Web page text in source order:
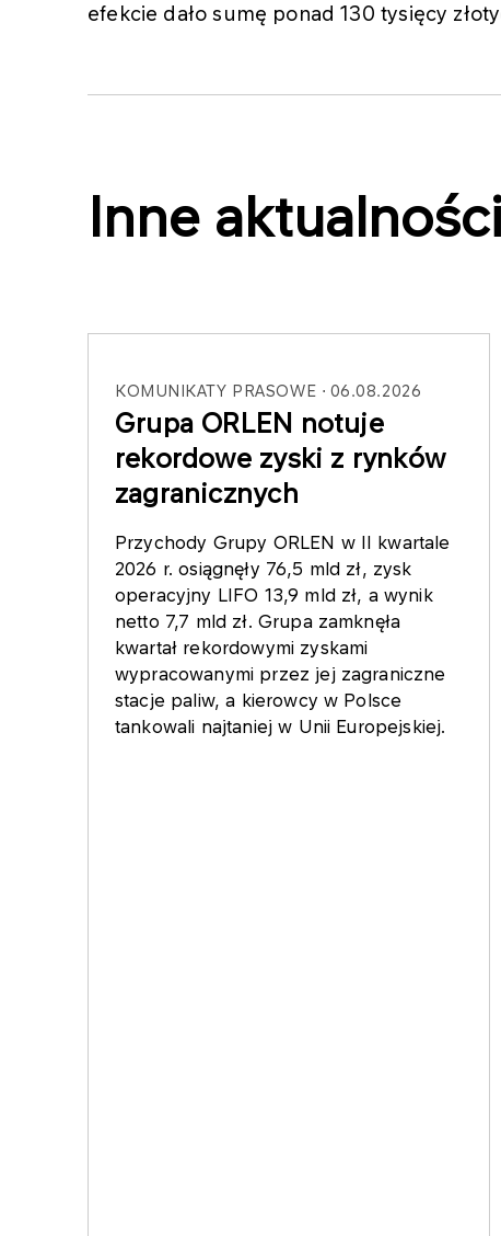
efekcie dało sumę ponad 130 tysięcy
Inne aktualności
KOMUNIKATY PRASOWE 06.08.2026
Grupa ORLEN notuje
rekordowe zyski z rynków
zagranicznych
Przychody Grupy ORLEN w II kwartale
2026 r. osiągnęły 76,5 mld zł, zysk
operacyjny LIFO 13,9 mld zł, a wynik
netto 7,7 mld zł. Grupa zamknęła
kwartał rekordowymi zyskami
wypracowanymi przez jej zagraniczne
stacje paliw, a kierowcy w Polsce
tankowali najtaniej w Unii Europejskiej.